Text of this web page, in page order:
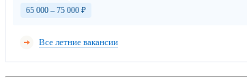
65 000 – 75 000 ₽
Все летние вакансии